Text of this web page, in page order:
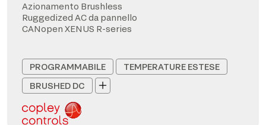
Azionamento Brushless
Ruggedized AC da pannello
CANopen XENUS R-series
PROGRAMMABILE
TEMPERATURE ESTESE
BRUSHED DC